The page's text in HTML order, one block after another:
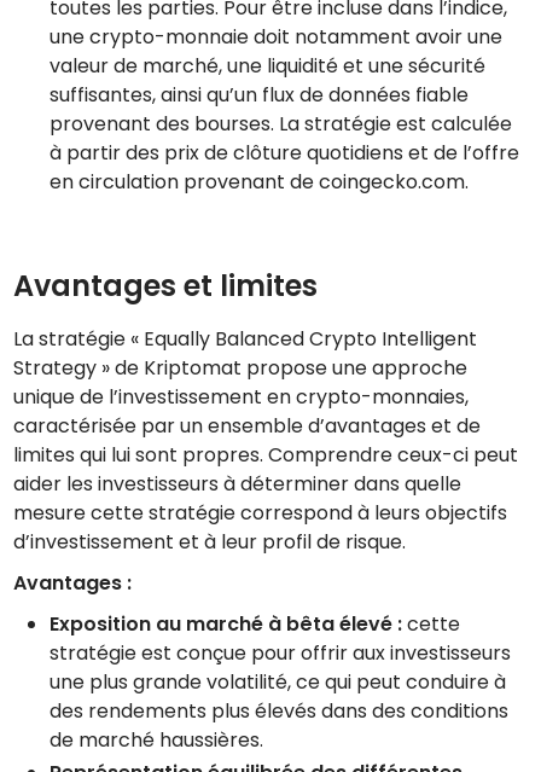
toutes les parties. Pour être incluse dans l’indice,
une crypto-monnaie doit notamment avoir une
valeur de marché, une liquidité et une sécurité
suffisantes, ainsi qu’un flux de données fiable
provenant des bourses. La stratégie est calculée
à partir des prix de clôture quotidiens et de l’offre
en circulation provenant de coingecko.com.
Avantages et limites
La stratégie « Equally Balanced Crypto Intelligent
Strategy » de Kriptomat propose une approche
unique de l’investissement en crypto-monnaies,
caractérisée par un ensemble d’avantages et de
limites qui lui sont propres. Comprendre ceux-ci peut
aider les investisseurs à déterminer dans quelle
mesure cette stratégie correspond à leurs objectifs
d’investissement et à leur profil de risque.
Avantages :
Exposition au marché à bêta élevé :cette
stratégie est conçue pour offrir aux investisseurs
une plus grande volatilité, ce qui peut conduire à
des rendements plus élevés dans des conditions
de marché haussières.